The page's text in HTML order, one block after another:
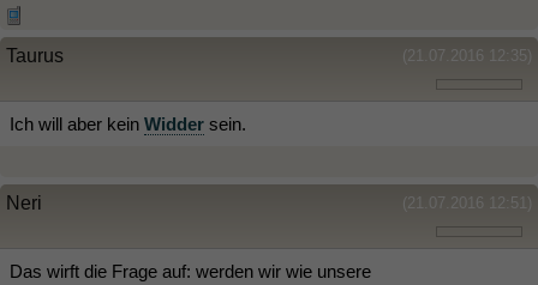
(21.07.2016 12:35)
Taurus
Ich will aber kein Widder sein.
(21.07.2016 12:51)
Neri
Das wirft die Frage auf: werden wir wie unsere